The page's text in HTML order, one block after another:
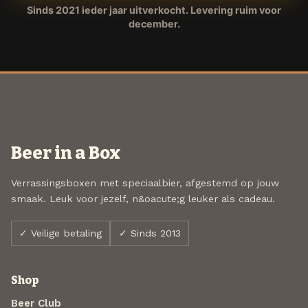
Sinds 2021 ieder jaar uitverkocht. Levering ruim voor
december.
Beer in a Box
Verrassingsboxen met speciaalbier, afgestemd op jouw
smaak. Leuk voor jezelf, n&oacute;g leuker als cadeau.
✓ Veilige betaling ✓ Sinds 2013
Shop
Beer Club